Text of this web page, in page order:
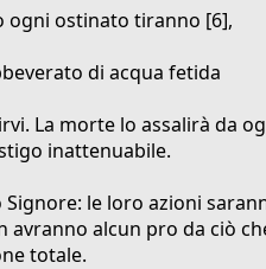
ogni ostinato tiranno [6],
di acqua fetida
La morte lo assalirà da
inattenuabile.
le loro azioni
alcun pro da ciò
totale.